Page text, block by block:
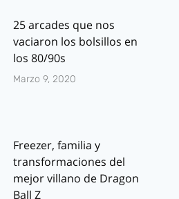
25 arcades que nos
vaciaron los bolsillos en
los 80/90s
Marzo 9, 2020
Freezer, familia y
transformaciones del
mejor villano de Dragon
Ball Z